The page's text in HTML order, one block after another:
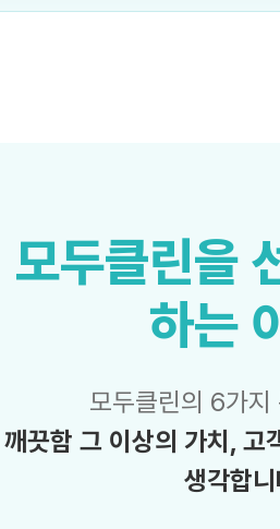
모두클린을
하는
모두클린의 6가지
깨끗함 그 이상의 가치, 고
생각합